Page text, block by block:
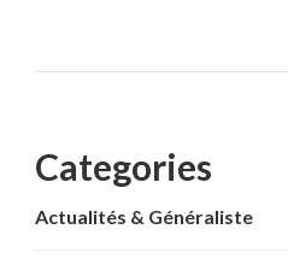
Categories
Actualités & Généraliste